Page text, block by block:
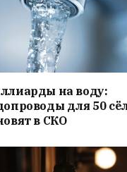
на воду:
для 50
в СКО